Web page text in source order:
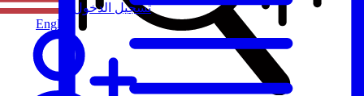
تسجيل الدخول
English